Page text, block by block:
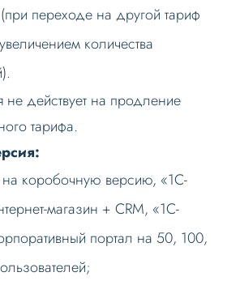
переходе на другой тариф
количества
действует на продление
тарифа.
коробочную версию, «1С-
магазин + CRM, «1С-
портал на 50, 100,